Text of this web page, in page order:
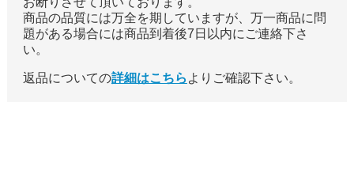
商品の品質には万全を期していますが、万一商品に問
題がある場合には商品到着後7日以内にご連絡下さ
い。
返品についての詳細はこちら よりご確認下さい。